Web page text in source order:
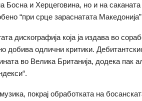
Босна и Херцеговина, но и на
“при срце зараснатата
дискографија која ја издава во
добива одлични критики.
во Велика Британија, додека пак
покрај обработката на